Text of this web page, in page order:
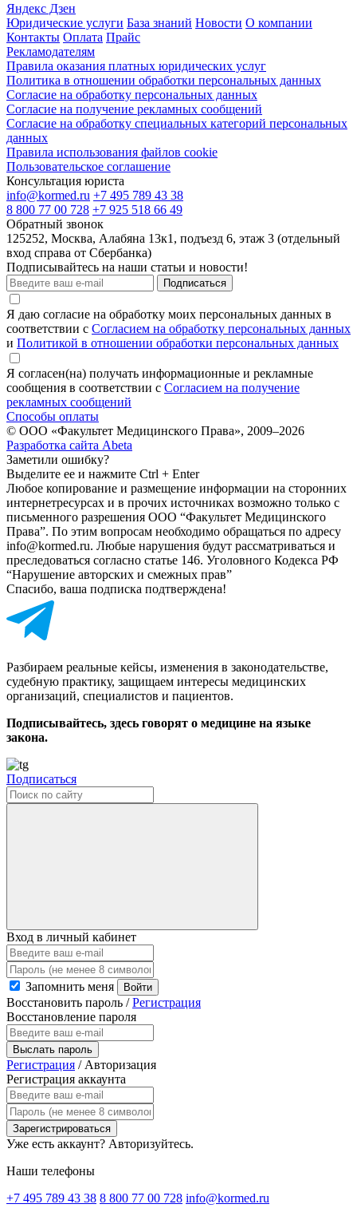
Яндекс Дзен
Юридические услуги База знаний Новости О компании
Контакты Оплата Прайс
Рекламодателям
Правила оказания платных юридических услуг
Политика в отношении обработки персональных данных
Согласие на обработку персональных данных
Согласие на получение рекламных сообщений
Согласие на обработку специальных категорий персональных
данных
Правила использования файлов cookie
Пользовательское соглашение
Консультация юриста
info@kormed.ru +7 495 789 43 38
8 800 77 00 728 +7 925 518 66 49
Обратный звонок
125252, Москва, Алабяна 13к1, подъезд 6, этаж 3 (отдельный
вход справа от Сбербанка)
Подписывайтесь на наши статьи и новости!
Подписаться
Я даю согласие на обработку моих персональных данных в
соответствии с Согласием на обработку персональных данных
и Политикой в отношении обработки персональных данных
Я согласен(на) получать информационные и рекламные
сообщения в соответствии с Согласием на получение
рекламных сообщений
Способы оплаты
© ООО «Факультет Медицинского Права», 2009–2026
Разработка сайта Abeta
Заметили ошибку?
Выделите ее и нажмите Ctrl + Enter
Любое копирование и размещение информации на сторонних
интернет­ресурсах и в прочих источниках возможно только с
письменного разрешения ООО “Факультет Медицинского
Права”. По этим вопросам необходимо обращаться по адресу
info@kormed.ru. Любые нарушения будут рассматриваться и
преследоваться согласно статье 146. Уголовного Кодекса РФ
“Нарушение авторских и смежных прав”
Спасибо, ваша подписка подтверждена!
Разбираем реальные кейсы, изменения в законодательстве,
судебную практику, защищаем интересы медицинских
организаций, специалистов и пациентов.
Подписывайтесь, здесь говорят о медицине на языке
закона.
Подписаться
Вход в личный кабинет
Запомнить меня Войти
Восстановить пароль /Регистрация
Восстановление пароля
Выслать пароль
Регистрация / Авторизация
Регистрация аккаунта
Зарегистрироваться
Уже есть аккаунт? Авторизуйтесь.
Наши телефоны
+7 495 789 43 38 8 800 77 00 728 info@kormed.ru